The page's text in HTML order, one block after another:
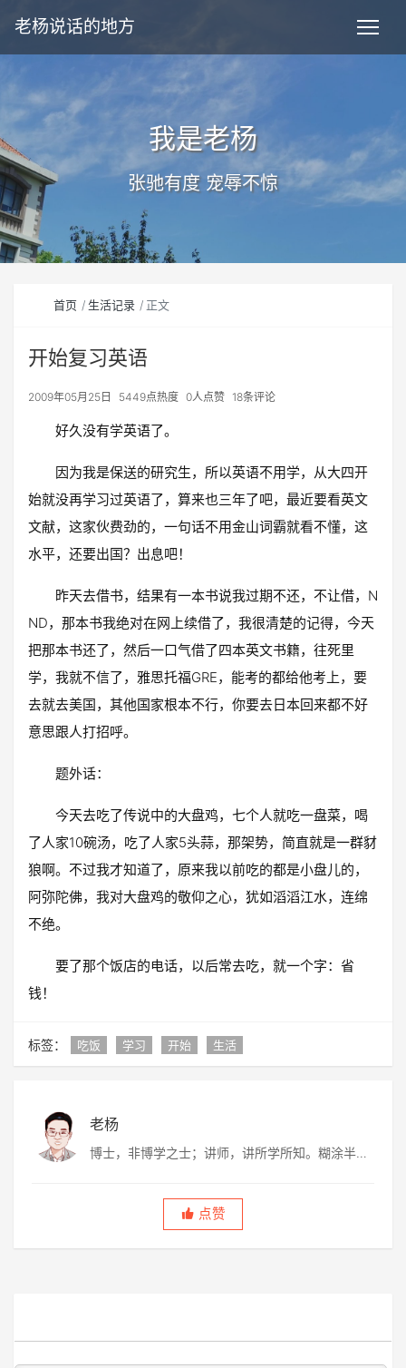
老杨说话的地方
我是老杨
张驰有度 宠辱不惊
首页 生活记录 正文
开始复习英语
2009年05月25日 5449点热度 0人点赞 18条评论
好久没有学英语了。
因为我是保送的研究生，所以英语不用学，从大四开
始就没再学习过英语了，算来也三年了吧，最近要看英文
文献，这家伙费劲的，一句话不用金山词霸就看不懂，这
水平，还要出国？出息吧！
昨天去借书，结果有一本书说我过期不还，不让借，N
ND，那本书我绝对在网上续借了，我很清楚的记得，今天
把那本书还了，然后一口气借了四本英文书籍，往死里
学，我就不信了，雅思托福GRE，能考的都给他考上，要
去就去美国，其他国家根本不行，你要去日本回来都不好
意思跟人打招呼。
题外话：
今天去吃了传说中的大盘鸡，七个人就吃一盘菜，喝
了人家10碗汤，吃了人家5头蒜，那架势，简直就是一群豺
狼啊。不过我才知道了，原来我以前吃的都是小盘儿的，
阿弥陀佛，我对大盘鸡的敬仰之心，犹如滔滔江水，连绵
不绝。
要了那个饭店的电话，以后常去吃，就一个字：省
钱！
标签： 吃饭 学习 开始 生活
老杨
博士，非博学之士；讲师，讲所学所知。糊涂半
点赞